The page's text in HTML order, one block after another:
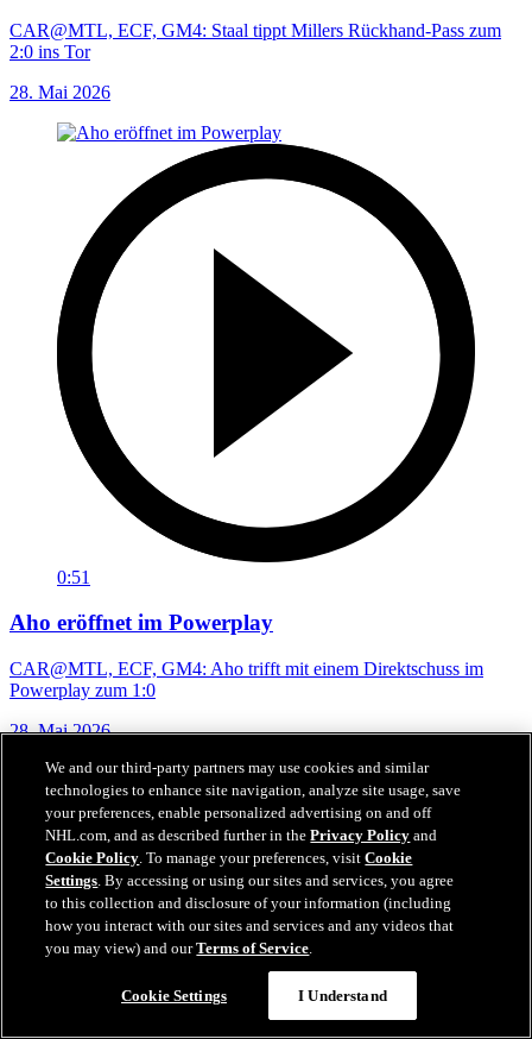
CAR@MTL, ECF, GM4: Staal tippt Millers Rückhand-Pass zum
2:0 ins Tor
28. Mai 2026
0:51
Aho eröffnet im Powerplay
CAR@MTL, ECF, GM4: Aho trifft mit einem Direktschuss im
Powerplay zum 1:0
28. Mai 2026
We and our third-party partners may use cookies and similar
technologies to enhance site navigation, analyze site usage, save
your preferences, enable personalized advertising on and off
NHL.com, and as described further in thePrivacy Policy and
Cookie Policy. To manage your preferences, visitCookie
Settings. By accessing or using our sites and services, you agree
to this collection and disclosure of your information (including
how you interact with our sites and services and any videos that
you may view) and ourTerms of Service.
Cookie Settings I Understand